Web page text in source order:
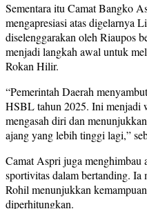
Sementara itu Camat Bangko
mengapresiasi atas digelarnya
diselenggarakan oleh Riaupos
menjadi langkah awal untuk
Rokan Hilir.
“Pemerintah Daerah
HSBL tahun 2025. Ini menjadi
mengasah diri dan
ajang yang lebih tinggi lagi,”
Camat Aspri juga menghimbau
sportivitas dalam bertanding.
Rohil menunjukkan
diperhitungkan.